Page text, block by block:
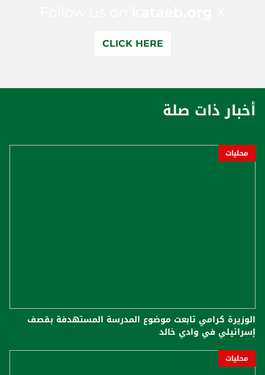
CLICK HERE
أخبار ذات صلة
محليات
الوزيرة كرامي تابعت موضوع المدرسة المستهدفة بقصف
إسرائيلي في وادي خالد
محليات